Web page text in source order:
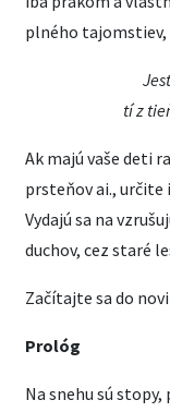
plného tajomstiev,
tí z
Ak majú vaše deti
prsteňov ai.,
Vydajú sa na
duchov, cez staré
Začítajte sa do
Prológ
Na snehu sú